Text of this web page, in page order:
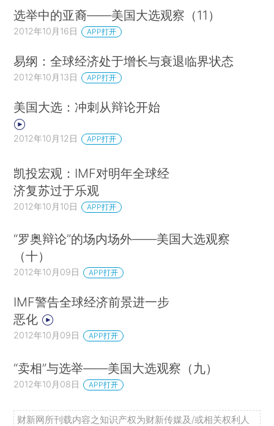
选举中的亚裔——美国大选观察（11）
2012年10月16日 APP打开
易纲：全球经济处于增长与衰退临界状态
2012年10月13日 APP打开
美国大选：冲刺从辩论开始
2012年10月12日 APP打开
凯投宏观：IMF对明年全球经
济复苏过于乐观
2012年10月10日 APP打开
“罗奥辩论”的场内场外——美国大选观察
（十）
2012年10月09日 APP打开
IMF警告全球经济前景进一步
恶化
2012年10月09日 APP打开
“卖相”与选举——美国大选观察（九）
2012年10月08日 APP打开
财新网所刊载内容之知识产权为财新传媒及/或相关权利人